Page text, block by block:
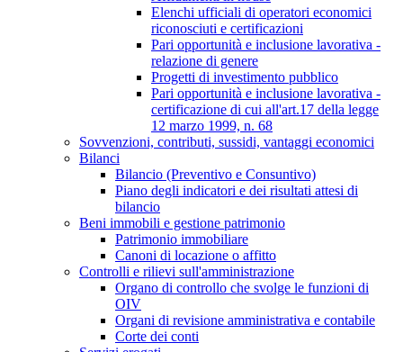
Elenchi ufficiali di operatori economici
riconosciuti e certificazioni
Pari opportunità e inclusione lavorativa -
relazione di genere
Progetti di investimento pubblico
Pari opportunità e inclusione lavorativa -
certificazione di cui all'art.17 della legge
12 marzo 1999, n. 68
Sovvenzioni, contributi, sussidi, vantaggi economici
Bilanci
Bilancio (Preventivo e Consuntivo)
Piano degli indicatori e dei risultati attesi di
bilancio
Beni immobili e gestione patrimonio
Patrimonio immobiliare
Canoni di locazione o affitto
Controlli e rilievi sull'amministrazione
Organo di controllo che svolge le funzioni di
OIV
Organi di revisione amministrativa e contabile
Corte dei conti